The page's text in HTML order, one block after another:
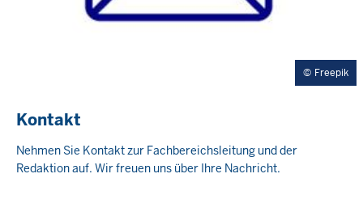
Freepik
Kontakt
Nehmen Sie Kontakt zur Fachbereichsleitung und der
Redaktion auf. Wir freuen uns über Ihre Nachricht.